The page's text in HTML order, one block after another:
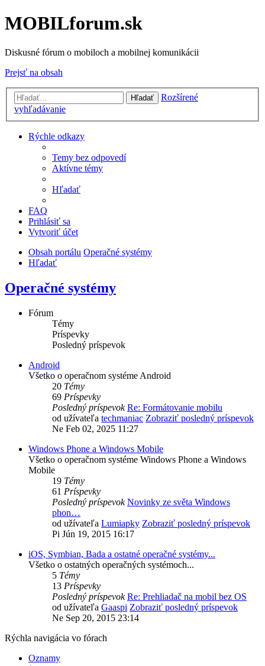
MOBILforum.sk
Diskusné fórum o mobiloch a mobilnej komunikácii
Prejsť na obsah
Hľadať
Rozšírené
vyhľadávanie
Rýchle odkazy
Temy bez odpovedí
Aktívne témy
Hľadať
FAQ
Prihlásiť sa
Vytvoriť účet
Obsah portálu Operačné systémy
Hľadať
Operačné systémy
Fórum
Témy
Príspevky
Posledný príspevok
Android
Všetko o operačnom systéme Android
20 Témy
69 Príspevky
Posledný príspevok Re: Formátovanie mobilu
od užívateľa techmaniac Zobraziť posledný príspevok
Ne Feb 02, 2025 11:27
Windows Phone a Windows Mobile
Všetko o operačnom systéme Windows Phone a Windows
Mobile
19 Témy
61 Príspevky
Posledný príspevok Novinky ze světa Windows
phon…
od užívateľa Lumiapky Zobraziť posledný príspevok
Pi Jún 19, 2015 16:17
iOS, Symbian, Bada a ostatné operačné systémy...
Všetko o ostatných operačných systémoch...
5 Témy
13 Príspevky
Posledný príspevok Re: Prehliadač na mobil bez OS
od užívateľa Gaaspi Zobraziť posledný príspevok
Ne Sep 20, 2015 23:14
Rýchla navigácia vo fórach
Oznamy